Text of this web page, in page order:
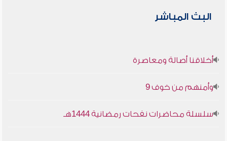
البث المباشر
أخلاقنا أصالة ومعاصرة
وأمنهم من خوف 9
سلسلة محاضرات نفحات رمضانية 1444هـ